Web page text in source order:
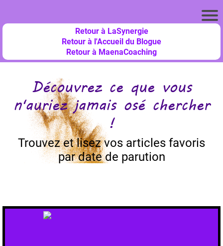
Retour à LaSynergie
Retour à l'Accueil du Blogue
Retour à MaenaCoaching
Découvrez ce que vous
n'auriez jamais osé chercher
!
Trouvez et lisez vos articles favoris
par date de parution